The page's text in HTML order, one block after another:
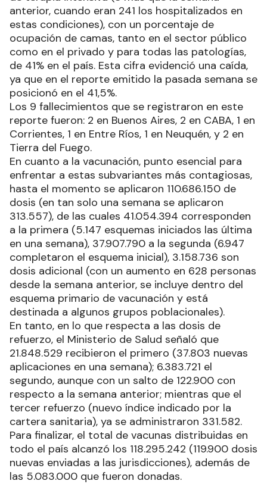
anterior, cuando eran 241 los hospitalizados en
estas condiciones), con un porcentaje de
ocupación de camas, tanto en el sector público
como en el privado y para todas las patologías,
de 41% en el país. Esta cifra evidenció una caída,
ya que en el reporte emitido la pasada semana se
posicionó en el 41,5%.
Los 9 fallecimientos que se registraron en este
reporte fueron: 2 en Buenos Aires, 2 en CABA, 1 en
Corrientes, 1 en Entre Ríos, 1 en Neuquén, y 2 en
Tierra del Fuego.
En cuanto a la vacunación, punto esencial para
enfrentar a estas subvariantes más contagiosas,
hasta el momento se aplicaron 110.686.150 de
dosis (en tan solo una semana se aplicaron
313.557), de las cuales 41.054.394 corresponden
a la primera (5.147 esquemas iniciados las última
en una semana), 37.907.790 a la segunda (6.947
completaron el esquema inicial), 3.158.736 son
dosis adicional (con un aumento en 628 personas
desde la semana anterior, se incluye dentro del
esquema primario de vacunación y está
destinada a algunos grupos poblacionales).
En tanto, en lo que respecta a las dosis de
refuerzo, el Ministerio de Salud señaló que
21.848.529 recibieron el primero (37.803 nuevas
aplicaciones en una semana); 6.383.721 el
segundo, aunque con un salto de 122.900 con
respecto a la semana anterior; mientras que el
tercer refuerzo (nuevo índice indicado por la
cartera sanitaria), ya se administraron 331.582.
Para finalizar, el total de vacunas distribuidas en
todo el país alcanzó los 118.295.242 (119.900 dosis
nuevas enviadas a las jurisdicciones), además de
las 5.083.000 que fueron donadas.